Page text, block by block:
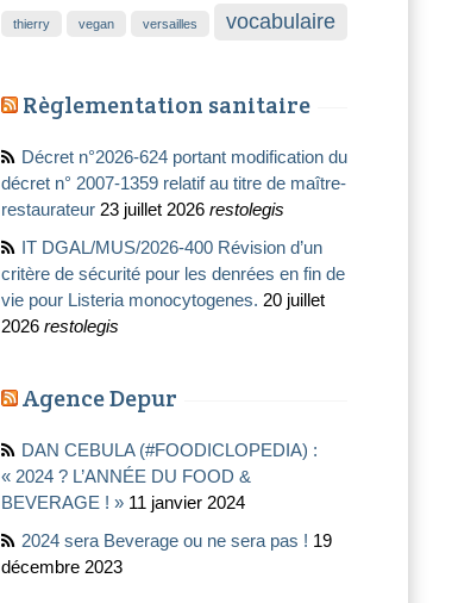
thierry vegan versailles vocabulaire
Règlementation sanitaire
Décret n°2026-624 portant modification du
décret n° 2007-1359 relatif au titre de maître-
restaurateur 23 juillet 2026 restolegis
IT DGAL/MUS/2026-400 Révision d’un
critère de sécurité pour les denrées en fin de
vie pour Listeria monocytogenes. 20 juillet
2026 restolegis
Agence Depur
DAN CEBULA (#FOODICLOPEDIA) :
« 2024 ? L’ANNÉE DU FOOD &
BEVERAGE ! » 11 janvier 2024
2024 sera Beverage ou ne sera pas ! 19
décembre 2023